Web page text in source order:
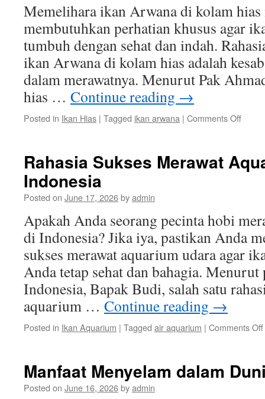
Memelihara ikan Arwana di kolam hias
membutuhkan perhatian khusus agar
tumbuh dengan sehat dan indah.
ikan Arwana di kolam hias adalah
dalam merawatnya. Menurut Pak
hias … Continue reading →
Posted in Ikan Hias | Tagged ikan arwana | Comments Offon
Ikan
Rahasia Sukses Merawat
Indonesia
Posted on June 17, 2026byadmin
Apakah Anda seorang pecinta hobi
di Indonesia? Jika iya, pastikan Anda
sukses merawat aquarium udara agar
Anda tetap sehat dan bahagia.
Indonesia, Bapak Budi, salah satu
aquarium … Continue reading →
Posted in Ikan Aquarium | Tagged air aquarium | Comments Off
Manfaat Menyelam dalam
Posted on June 16, 2026byadmin